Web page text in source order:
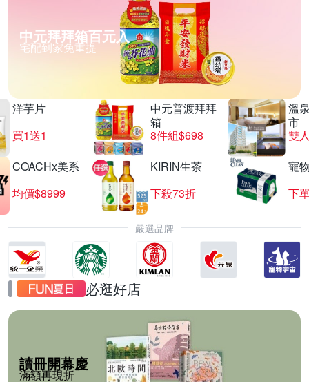
中元拜拜箱百元入
宅配到家免重提
洋芋片
買1送1
中元普渡拜拜
箱
8件組$698
溫
市
COACHx美系
均價$8999
KIRIN生茶
下殺73折
寵
下
嚴選品牌
必逛好店
讀冊開幕慶
滿額再現折